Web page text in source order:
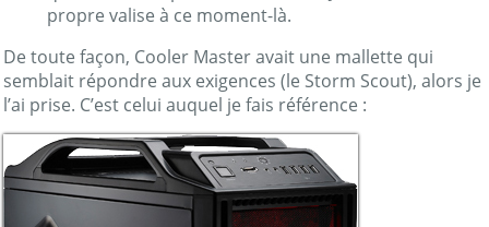
propre valise à ce moment-là.
De toute façon, Cooler Master avait une mallette qui
semblait répondre aux exigences (le Storm Scout), alors je
l’ai prise. C’est celui auquel je fais référence :